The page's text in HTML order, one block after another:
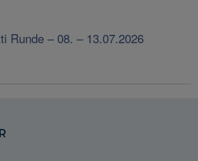
Runde – 08. – 13.07.2026